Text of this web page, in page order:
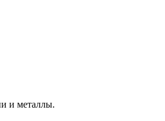
и металлы.